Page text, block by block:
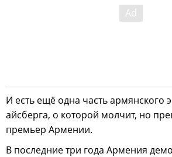
И есть ещё одна часть армянского
айсберга, о которой молчит, но
премьер Армении.
В последние три года Армения